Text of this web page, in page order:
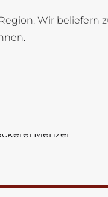
Wir beliefern